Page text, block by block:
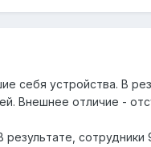
себя устройства. В
Внешнее отличие -
сотрудники